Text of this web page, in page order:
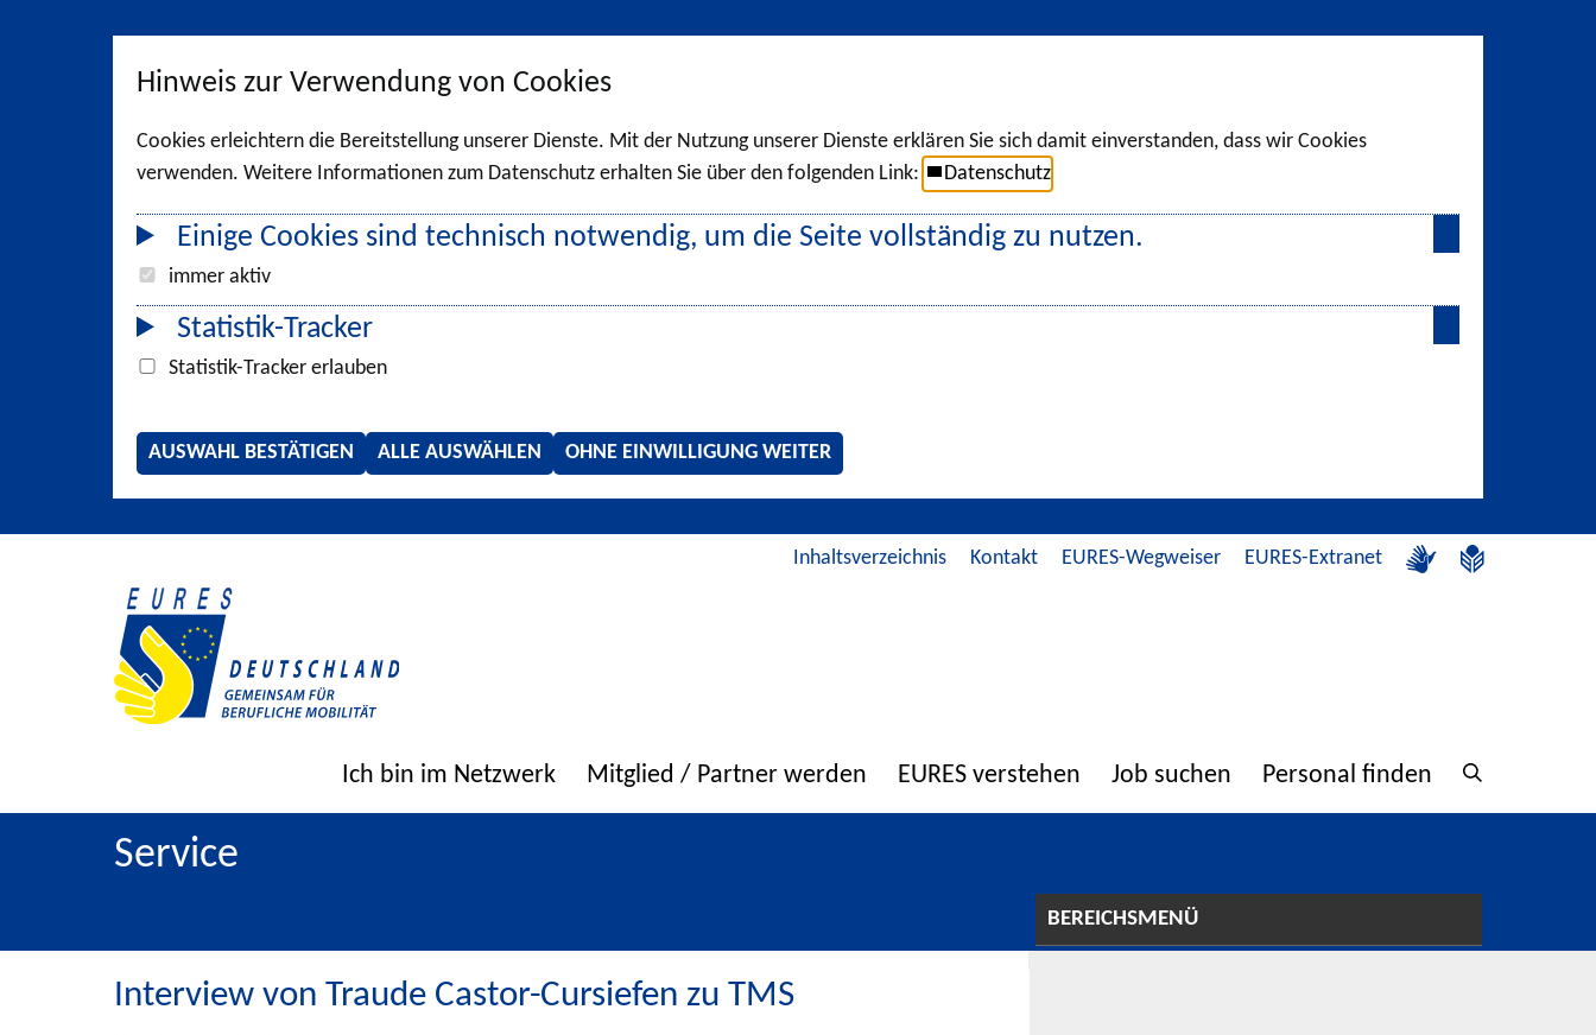
Hinweis zur Verwendung von Cookies
Cookies erleichtern die Bereitstellung unserer Dienste. Mit der Nutzung unserer Dienste erklären Sie sich damit einverstanden, dass wir Cookies
verwenden. Weitere Informationen zum Datenschutz erhalten Sie über den folgenden Link:
Datenschutz
Einige Cookies sind technisch notwendig, um die Seite vollständig zu nutzen.
immer aktiv
Statistik-Tracker
Statistik-Tracker erlauben
AUSWAHL BESTÄTIGEN ALLE AUSWÄHLEN OHNE EINWILLIGUNG WEITER
Inhaltsverzeichnis Kontakt EURES-Wegweiser EURES-Extranet
Ich bin im Netzwerk Mitglied / Partner werden EURES verstehen Job suchen Personal finden
Service
Interview von Traude Castor-Cursiefen zu TMS
BEREICHSMENÜ